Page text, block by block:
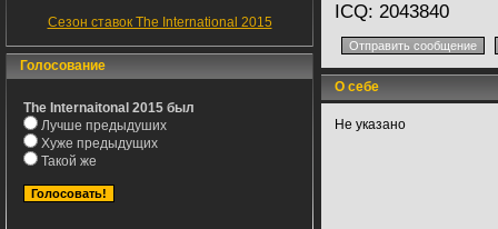
Сезон ставок The International 2015
Голосование
The Internaitonal 2015 был
Лучше предыдуших
Хуже предыдущих
Такой же
ICQ: 2043840
О себе
Не указано